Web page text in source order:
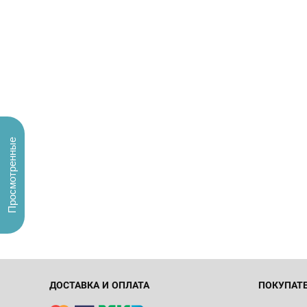
ДОСТАВКА И ОПЛАТА
Просмотренные